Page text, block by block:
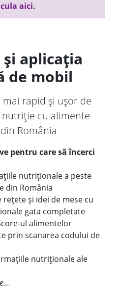
aici.
aplicația
de mobil
mai rapid și ușor de
cu alimente
România
pentru care să încerci
nutriționale a peste
din România
rețete și idei de mese cu
gata completate
ul alimentelor
prin scanarea codului de
nutriționale ale